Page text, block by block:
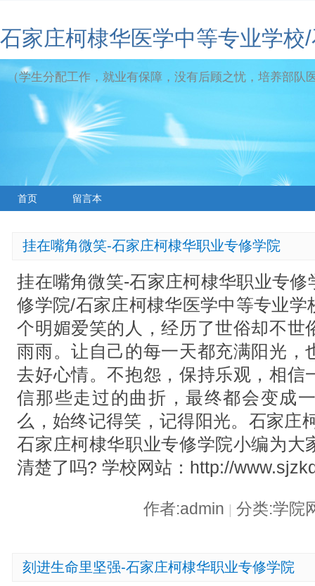
石家庄柯棣华医学中等专业学
（学生分配工作，就业有保障，没有后顾之忧，培养部队
首页 留言本
挂在嘴角微笑-石家庄柯棣华职业专修学院
挂在嘴角微笑-石家庄柯棣华职业专
修学院/石家庄柯棣华医学中等专业
个明媚爱笑的人，经历了世俗却不世
雨雨。让自己的每一天都充满阳光，
去好心情。不抱怨，保持乐观，相信
信那些走过的曲折，最终都会变成
么，始终记得笑，记得阳光。石家庄
石家庄柯棣华职业专修学院小编为大
清楚了吗? 学校网站：http://
作者:admin 分类:学院
刻进生命里坚强-石家庄柯棣华职业专修学院